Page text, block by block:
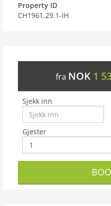
Property ID
CH1961.29.1-IH
fra NOK 1
Sjekk inn
Gjester